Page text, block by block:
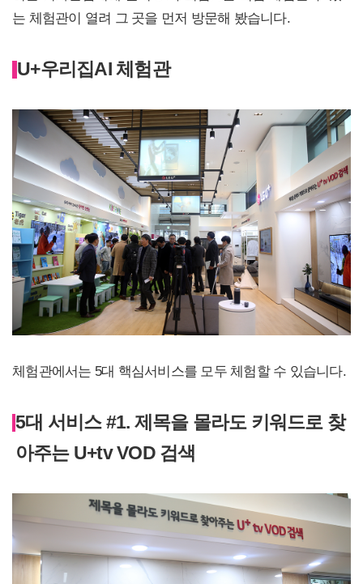
는 체험관이 열려 그 곳을 먼저 방문해 봤습니다.
U+우리집AI 체험관
체험관에서는 5대 핵심서비스를 모두 체험할 수 있습니다.
5대 서비스 #1. 제목을 몰라도 키워드로 찾
아주는 U+tv VOD 검색